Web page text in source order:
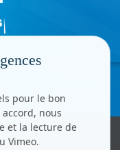
CC.Comunication
réservés
pour le bon
nous
et la lecture de
Vimeo.